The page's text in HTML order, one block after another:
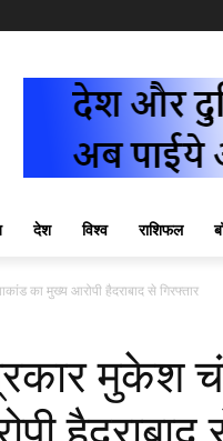
देश विश्व राशिफल
का मुख्य आरोपी हैदराबाद से गिरफ्तार
मुकेश